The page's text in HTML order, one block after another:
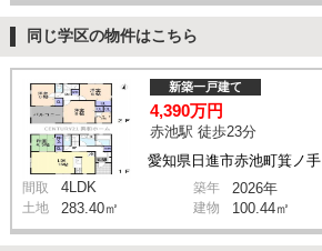
同じ学区の物件はこちら
愛知県日進市赤池町箕ノ手
新築一戸建て
4,390万円
赤池駅 徒歩23分
間取 4LDK 築年 2026年
土地 283.40㎡ 建物 100.44㎡